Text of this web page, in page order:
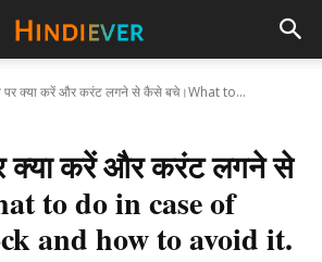
क्या करें और करंट लगने से कैसे बचे।What to...
क्या करें और करंट लगने से
to do in case of
and how to avoid it.